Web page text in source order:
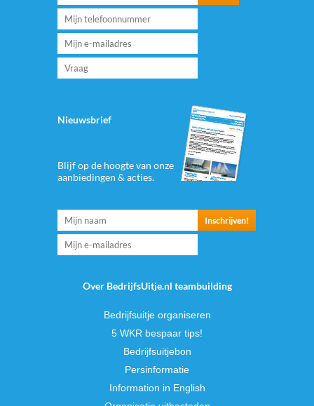
Nieuwsbrief
Blijf op de hoogte van onze
aanbiedingen & acties.
Over BedrijfsUitje.nl teambuilding
Bedrijfsuitje organiseren
5 WKR bespaar tips!
Bedrijfsuitjebon
Persinformatie
Information in English